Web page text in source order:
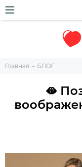
Главная БЛОГ
🫦